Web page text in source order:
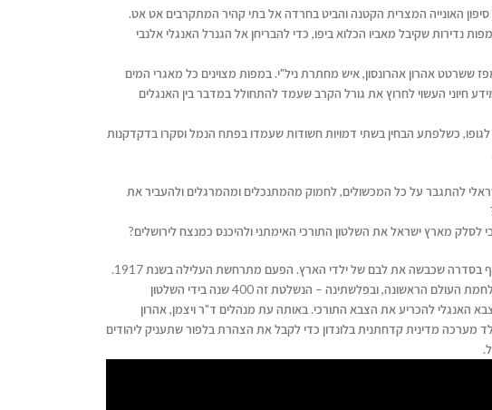
14 עמד על סיפון האונייה המצרית הקטנה והביט בחרדה אל בתי קהיר המתקרבים אט אט.
נדירות שקיבל מאביו הכלוא ביפו, כדי להבריחן אל הגנרל האנגלי אלנבי
ששרטט אהרון אהרונסון, איש מחתרת ניל"י. במפות מצוינים כל מאגרי המים
חיוני העשוי לחרוץ את גורל הקרב שעמד להתחולל במדבר בין האנגלים
כשלפתע הבחין בשתי דמויות חשודות שעמדו בפתח הנמל וסקרו בדקדקנות
להתגבר על כל המכשולים, לחמוק מהמתנכלים ומהמרגלים ולהעביר את
לסלק מארץ ישראל את השלטון התורכי האימתני ולהיכנס כמנצח לירושלים?
ספר מתח היסטורי נוסף בסדרה שכבשה את לבם של ילדי הארץ. הפעם מתרחשת העלילה בשנת 1917.
באירופה משתוללת מלחמת העולם הראשונה, ובפלשתינה – הנשלטת זה 400 שנה בידי השלטון
האנגלי להכריע את הצבא התורכי. באותה עת מנהלים ד"ר ויצמן, אהרון
מערכה מדינית קדחתנית בלונדון כדי לקבל את הצהרת בלפור שתעניק ליהודים